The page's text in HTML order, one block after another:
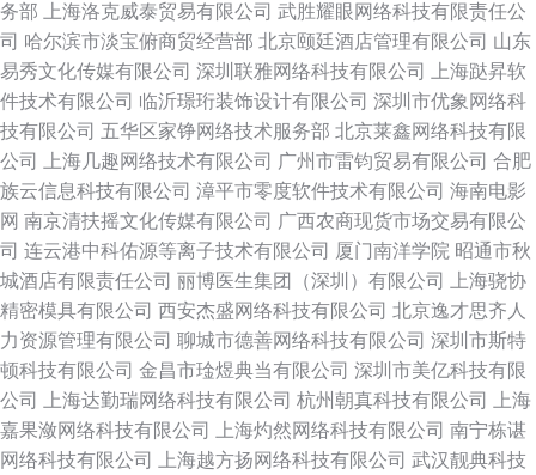
务部
上海洛克威泰贸易有限公司 武胜耀眼网络科技有限责任公
司 哈尔滨市淡宝俯商贸经营部 北京颐廷酒店管理有限公司 山东
易秀文化传媒有限公司 深圳联雅网络科技有限公司
上海跶昇软
件技术有限公司 临沂璟珩装饰设计有限公司 深圳市优象网络科
技有限公司 五华区家铮网络技术服务部 北京莱鑫网络科技有限
公司
上海几趣网络技术有限公司 广州市雷钧贸易有限公司 合肥
族云信息科技有限公司 漳平市零度软件技术有限公司 海南电影
网 南京清扶摇文化传媒有限公司 广西农商现货市场交易有限公
司 连云港中科佑源等离子技术有限公司 厦门南洋学院 昭通市秋
城酒店有限责任公司 丽博医生集团（深圳）有限公司
上海骁协
精密模具有限公司 西安杰盛网络科技有限公司 北京逸才思齐人
力资源管理有限公司 聊城市德善网络科技有限公司 深圳市斯特
顿科技有限公司 金昌市琻煜典当有限公司 深圳市美亿科技有限
公司
上海达勤瑞网络科技有限公司 杭州朝真科技有限公司
上海
嘉果潋网络科技有限公司
上海灼然网络科技有限公司 南宁栋谌
网络科技有限公司
上海越方扬网络科技有限公司 武汉靓典科技